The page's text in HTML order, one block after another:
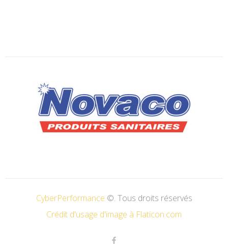
CyberPerformance ©. Tous droits réservés
Crédit d'usage d'image à Flaticon.com